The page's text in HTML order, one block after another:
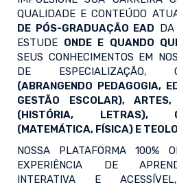
QUALIDADE E CONTEÚDO
DE PÓS-GRADUAÇÃO EAD DA
ESTUDE ONDE E QUANDO
SEUS CONHECIMENTOS EM
DE
(ABRANGENDO PEDAGOGIA,
GESTÃO ESCOLAR),
(HISTÓRIA, LETRAS),
(MATEMÁTICA, FÍSICA) E
NOSSA PLATAFORMA 100%
EXPERIÊNCIA DE
INTERATIVA E